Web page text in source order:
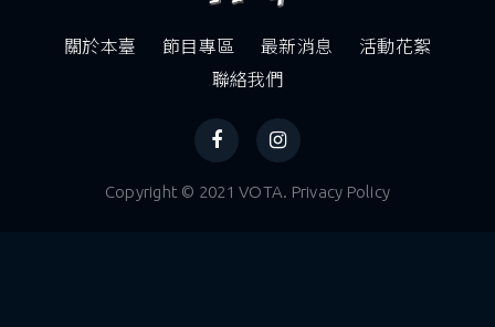
關於本臺 節目專區 最新消息
活動花絮
聯絡我們
Copyright © 2021 VOTA. Privacy Policy